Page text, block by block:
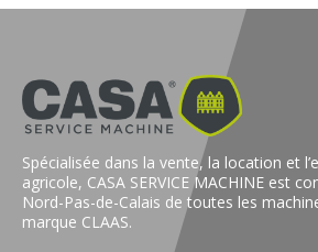
Spécialisée dans la vente, la location et
agricole, CASA SERVICE MACHINE est
Nord-Pas-de-Calais de toutes les
marque CLAAS.